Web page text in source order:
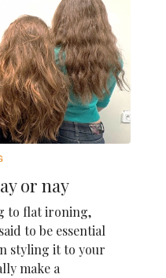
or nay
to flat ironing,
to be essential
styling it to your
make a